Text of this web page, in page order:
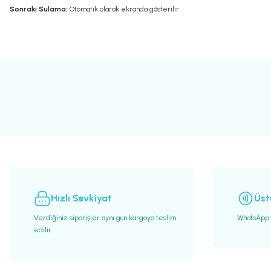
Sonraki Sulama: Otomatik olarak ekranda gösterilir
Hızlı Sevkiyat
Verdiğiniz siparişler aynı gün kargoya teslim
edilir.
WhatsApp